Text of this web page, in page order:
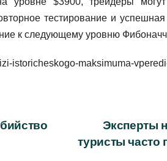
тестирование и успешная
к следующему уровню
istoricheskogo-maksimuma-
Эксперты
туристы часто